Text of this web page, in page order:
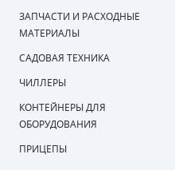
ЗАПЧАСТИ И РАСХОДНЫЕ
МАТЕРИАЛЫ
САДОВАЯ ТЕХНИКА
ЧИЛЛЕРЫ
КОНТЕЙНЕРЫ ДЛЯ
ОБОРУДОВАНИЯ
ПРИЦЕПЫ